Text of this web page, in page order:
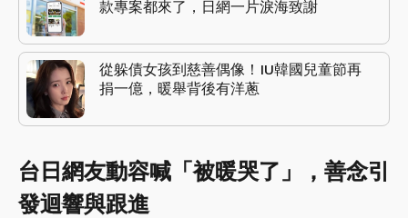
款專案都來了，日網一片淚海致謝
從躲債女孩到慈善偶像！IU韓國兒童節再
捐一億，暖舉背後有洋蔥
台日網友動容喊「被暖哭了」，善念引
發迴響與跟進